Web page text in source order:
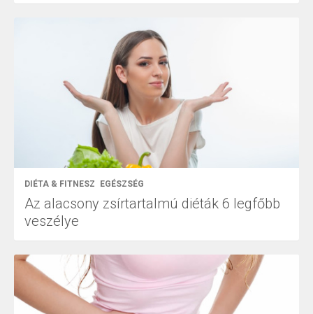
DIÉTA & FITNESZ EGÉSZSÉG
Az alacsony zsírtartalmú diéták 6 legfőbb
veszélye